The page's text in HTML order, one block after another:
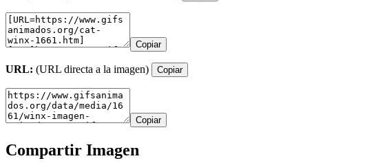
Copiar
URL: (URL directa a la imagen) Copiar
Copiar
Compartir Imagen